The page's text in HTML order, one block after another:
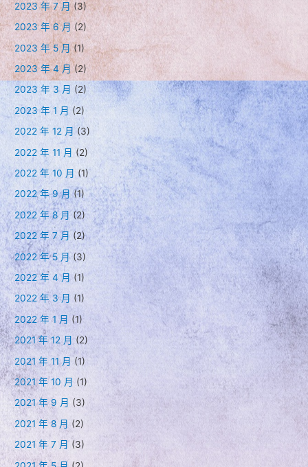
2023 年 7 月(3)
2023 年 6 月 (2)
2023 年 5 月(1)
2023 年 4 月 (2)
2023 年 3 月 (2)
2023 年 1 月 (2)
2022 年 12 月 (3)
2022 年 11 月 (2)
2022 年 10 月 (1)
2022 年 9 月 (1)
2022 年 8 月(2)
2022 年 7 月 (2)
2022 年 5 月(3)
2022 年 4 月 (1)
2022 年 3 月 (1)
2022 年 1 月 (1)
2021 年 12 月 (2)
2021 年 11 月 (1)
2021 年 10 月 (1)
2021 年 9 月 (3)
2021 年 8 月 (2)
2021 年 7 月 (3)